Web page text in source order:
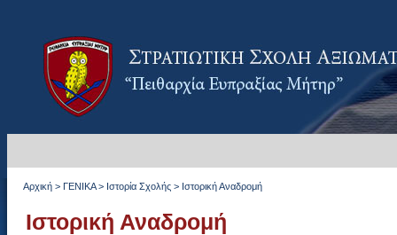
Αρχική > ΓΕΝΙΚΑ> Ιστορία Σχολής > Ιστορική Αναδρομή
Ιστορική Αναδρομή